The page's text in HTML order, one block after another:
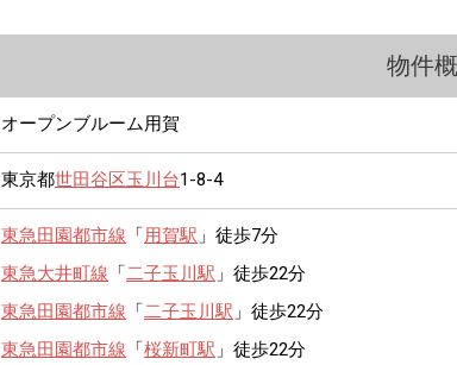
物件
オープンブルーム用賀
東京都世田谷区玉川台1-8-4
東急田園都市線 「 用賀駅 」徒歩7分
東急大井町線 「 二子玉川駅 」徒歩22分
東急田園都市線 「 二子玉川駅 」徒歩22分
東急田園都市線 「 桜新町駅 」徒歩22分